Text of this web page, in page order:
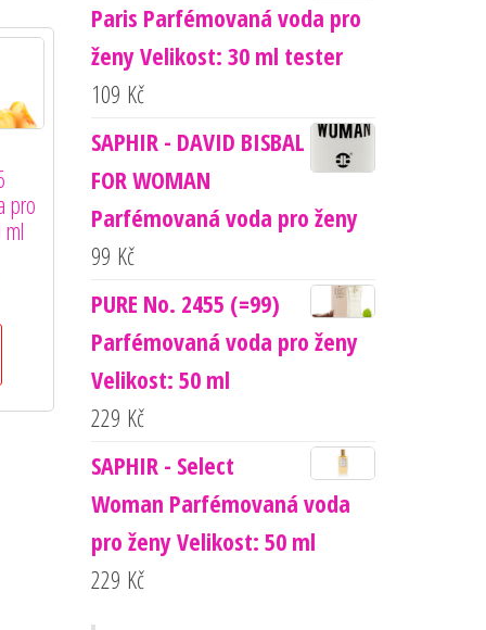
pro
ml
Paris Parfémovaná voda pro
ženy Velikost: 30 ml tester
109 Kč
SAPHIR - DAVID BISBAL
FOR WOMAN
Parfémovaná voda pro ženy
99 Kč
PURE No. 2455 (=99)
Parfémovaná voda pro ženy
Velikost: 50 ml
229 Kč
SAPHIR - Select
Woman Parfémovaná voda
pro ženy Velikost: 50 ml
229 Kč